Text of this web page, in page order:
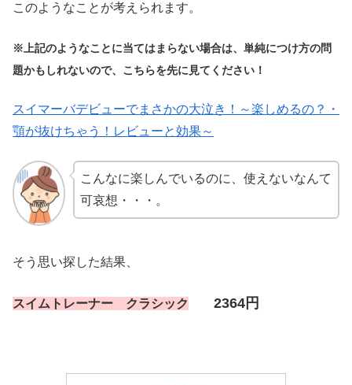
このようなことが考えられます。
※上記のようなことに当てはまらない場合は、単純につけ方の問
題かもしれないので、こちらを先に見てください！
スイマーバデビューでまさかの大泣き！～楽しめるの？・
顎が抜けちゃう！レビューと効果～
こんなに楽しんでいるのに、使えないなんて
可哀想・・・。
そう思い探した結果、
スイムトレーナー クラシック 2364円